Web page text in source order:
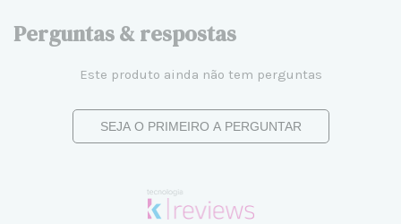
Perguntas & respostas
Este produto ainda não tem perguntas
SEJA O PRIMEIRO A PERGUNTAR